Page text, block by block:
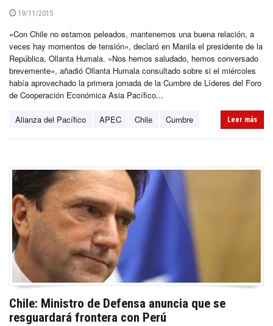
19/11/2015
«Con Chile no estamos peleados, mantenemos una buena relación, a
veces hay momentos de tensión», declaró en Manila el presidente de la
República, Ollanta Humala. «Nos hemos saludado, hemos conversado
brevemente», añadió Ollanta Humala consultado sobre si el miércoles
había aprovechado la primera jornada de la Cumbre de Líderes del Foro
de Cooperación Económica Asia Pacífico...
Alianza del Pacífico APEC Chile Cumbre Leer más
Chile: Ministro de Defensa anuncia que se
resguardará frontera con Perú